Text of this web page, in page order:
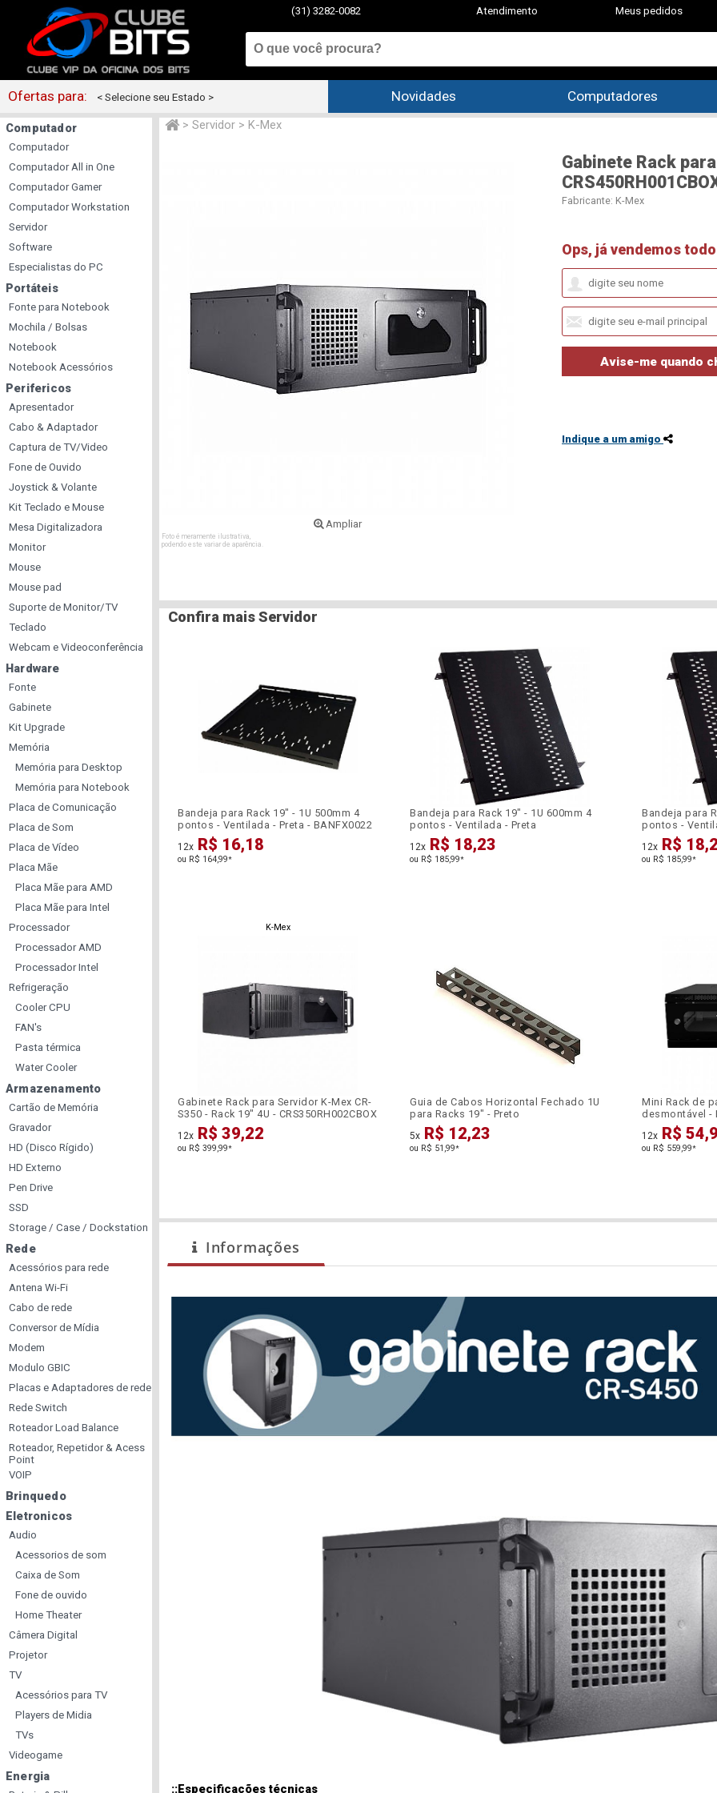
(31) 3282-0082 Atendimento Meus pedidos
Ofertas para: < Selecione seu Estado > Novidades Computadores
Computador
Computador
Computador All in One
Computador Gamer
Computador Workstation
Servidor
Software
Especialistas do PC
Portáteis
Fonte para Notebook
Mochila / Bolsas
Notebook
Notebook Acessórios
Perifericos
Apresentador
Cabo & Adaptador
Captura de TV/Video
Fone de Ouvido
Joystick & Volante
Kit Teclado e Mouse
Mesa Digitalizadora
Monitor
Mouse
Mouse pad
Suporte de Monitor/TV
Teclado
Webcam e Videoconferência
Hardware
Fonte
Gabinete
Kit Upgrade
Memória
Memória para Desktop
Memória para Notebook
Placa de Comunicação
Placa de Som
Placa de Vídeo
Placa Mãe
Placa Mãe para AMD
Placa Mãe para Intel
Processador
Processador AMD
Processador Intel
Refrigeração
Cooler CPU
FAN's
Pasta térmica
Water Cooler
Armazenamento
Cartão de Memória
Gravador
HD (Disco Rígido)
HD Externo
Pen Drive
SSD
Storage / Case / Dockstation
Rede
Acessórios para rede
Antena Wi-Fi
Cabo de rede
Conversor de Mídia
Modem
Modulo GBIC
Placas e Adaptadores de rede
Rede Switch
Roteador Load Balance
Roteador, Repetidor & Acess
Point
VOIP
Brinquedo
Eletronicos
Audio
Acessorios de som
Caixa de Som
Fone de ouvido
Home Theater
Câmera Digital
Projetor
TV
Acessórios para TV
Players de Midia
TVs
Videogame
Energia
> Servidor > K-Mex
Ampliar
Foto é meramente ilustrativa,
podendo este variar de aparência.
Gabinete Rack
Fabricante: K-Mex
Ops, já vendemos
Indique a um amigo
Confira mais Servidor
Bandeja para Rack 19" - 1U 500mm 4
pontos - Ventilada - Preta - BANFX0022
12x R$ 16,18
ou R$ 164,99*
Bandeja para Rack 19" - 1U 600mm 4
pontos - Ventilada - Preta
12x R$ 18,23
ou R$ 185,99*
Bandeja para
pontos -
12x R$
ou R$ 185,99*
K-Mex
Gabinete Rack para Servidor K-Mex CR-
S350 - Rack 19" 4U - CRS350RH002CBOX
12x R$ 39,22
ou R$ 399,99*
Guia de Cabos Horizontal Fechado 1U
para Racks 19" - Preto
5x R$ 12,23
ou R$ 51,99*
Mini Rack de
desmontável -
12x R$
ou R$ 559,99*
Informações
::Especificações técnicas